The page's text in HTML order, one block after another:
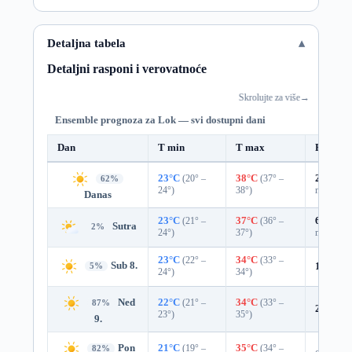
Detaljna tabela
Detaljni rasponi i verovatnoće
Skrolujte za više→
Ensemble prognoza za Lok — svi dostupni dani
Dan T min T max
62%
Danas
23°C (20° –
24°)
38°C (37° –
38°)
26%
mm)
2% Sutra 23°C (21° –
24°)
37°C (36° –
37°)
66%
mm)
5% Sub 8. 23°C (22° –
24°)
34°C (33° –
34°)
18%
87%
Ned
9.
22°C (21° –
23°)
34°C (33° –
35°)
2%
82% Pon 21°C (19° – 35°C (34° –